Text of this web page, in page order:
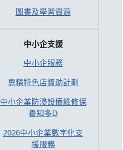
圖書及學習資源
中小企支援
中小企服務
專精特色店資助計劃
中小企業防浸設備維修保
養知多D
2026中小企業數字化支
援服務